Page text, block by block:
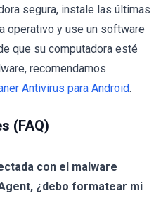
segura, instale las últimas
operativo y use un software
que su computadora esté
recomendamos
Antivirus para Android.
(FAQ)
con el malware
¿debo formatear mi